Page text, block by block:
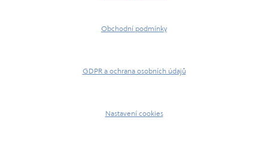
Obchodní podmínky
GDPR a ochrana osobních údajů
Nastavení cookies